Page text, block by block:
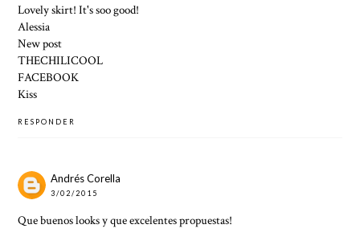
Lovely skirt! It's soo good!
Alessia
New post
THECHILICOOL
FACEBOOK
Kiss
RESPONDER
Andrés Corella
3/02/2015
Que buenos looks y que excelentes propuestas!